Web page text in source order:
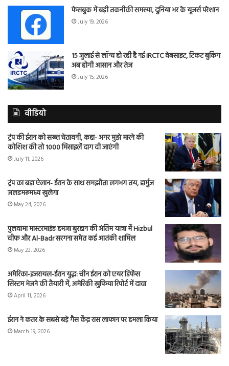
फेसबुक में बड़ी तकनीकी समस्या, दुनिया भर के यूजर्स परेशान
July 19, 2026
15 जुलाई से लॉन्च हो रही है नई IRCTC वेबसाइट, टिकट बुकिंग
अब होगी आसान और तेज
July 15, 2026
वीडियो
ट्रंप की ईरान को सख्त चेतावनी, कहा- अगर मुझे मारने की
कोशिश की तो 1000 मिसाइलें दाग दी जाएंगी
July 11, 2026
ट्रंप का बड़ा ऐलान- ईरान के साथ समझौता लगभग तय, हार्मुज
जलडमरूमध्य खुलेगा
May 24, 2026
पुलवामा मास्टरमाइंड हमजा बुरहान की अंतिम यात्रा में Hizbul
चीफ और Al-Badr सरगना समेत कई आतंकी शामिल
May 23, 2026
अमेरिका-इजरायल-ईरान युद्ध: चीन ईरान को एयर डिफेंस
सिस्टम भेजने की तैयारी में, अमेरिकी खुफिया रिपोर्ट में दावा
April 11, 2026
ईरान ने कतर के सबसे बड़े गैस केंद्र रास लाफान पर हमला किया
March 19, 2026